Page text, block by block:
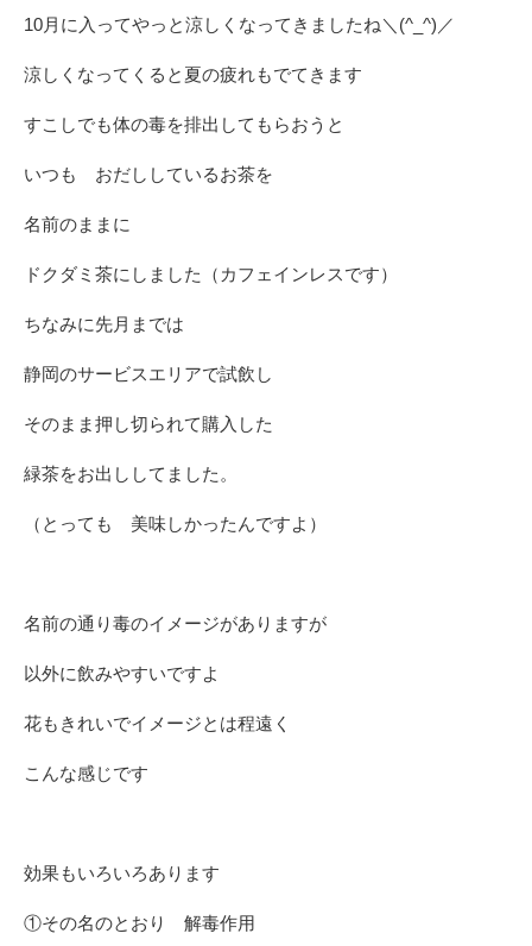
10月に入ってやっと涼しくなってきましたね＼(^_^)／
涼しくなってくると夏の疲れもでてきます
すこしでも体の毒を排出してもらおうと
いつも おだししているお茶を
名前のままに
ドクダミ茶にしました（カフェインレスです）
ちなみに先月までは
静岡のサービスエリアで試飲し
そのまま押し切られて購入した
緑茶をお出ししてました。
（とっても 美味しかったんですよ）
名前の通り毒のイメージがありますが
以外に飲みやすいですよ
花もきれいでイメージとは程遠く
こんな感じです
効果もいろいろあります
①その名のとおり 解毒作用